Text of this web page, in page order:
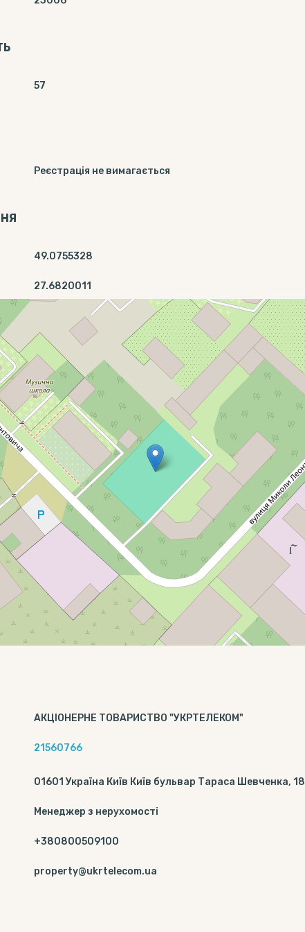
57
Реєстрація не вимагається
49.0755328
27.6820011
АКЦІОНЕРНЕ ТОВАРИСТВО "УКРТЕЛЕКОМ"
21560766
01601 Україна Київ Київ бульвар Тараса Шевченка, 18
Менеджер з нерухомості
+380800509100
property@ukrtelecom.ua